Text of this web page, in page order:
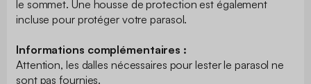
le sommet. Une housse de protection est également
incluse pour protéger votre parasol.
Informations complémentaires :
Attention, les dalles nécessaires pour lester le parasol ne
sont pas fournies.